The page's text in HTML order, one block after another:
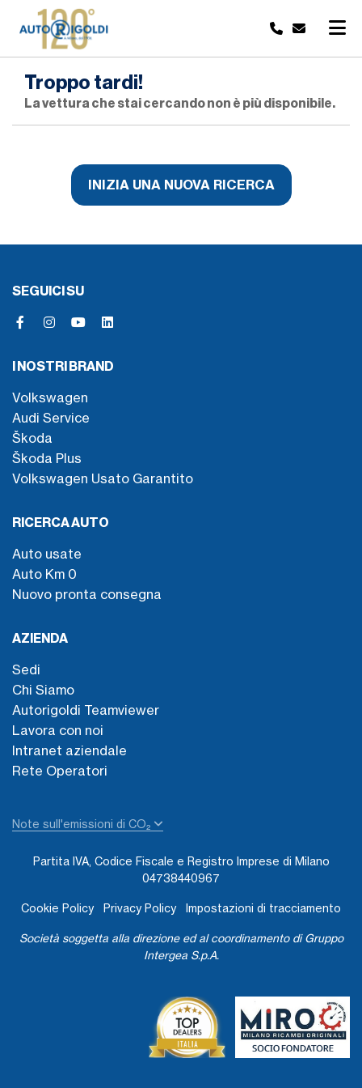
Troppo tardi!
La vettura che stai cercando non è più disponibile.
INIZIA UNA NUOVA RICERCA
SEGUICI SU
I NOSTRI BRAND
Volkswagen
Audi Service
Škoda
Škoda Plus
Volkswagen Usato Garantito
RICERCA AUTO
Auto usate
Auto Km 0
Nuovo pronta consegna
AZIENDA
Sedi
Chi Siamo
Autorigoldi Teamviewer
Lavora con noi
Intranet aziendale
Rete Operatori
Note sull'emissioni di CO₂
Partita IVA, Codice Fiscale e Registro Imprese di Milano
04738440967
Cookie Policy Privacy Policy Impostazioni di tracciamento
Società soggetta alla direzione ed al coordinamento di Gruppo
Intergea S.p.A.